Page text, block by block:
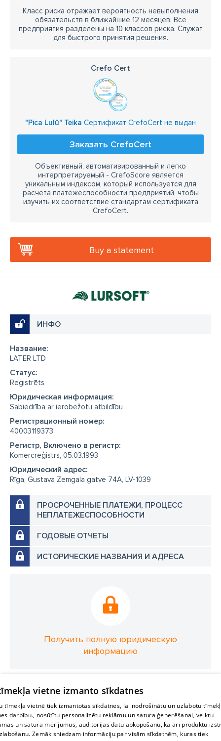
Класс риска отражает вероятность невыполнения
обязательств в ближайшие 12 месяцев. Все
предприятия разделены на 10 классов риска. Служат
для быстрого принятия решения.
Crefo Cert
"Pica Lulū" Teika Сертификат CrefoCert не выдан
Заказать CrefoCert
Объективный, автоматизированный и легко
интерпретируемый - CrefoScore является
уникальным индексом, который используется для
расчёта платёжеспособности предприятий, чтобы
изучить их соответствие стандартам сертификата
CrefoCert.
Buy a statement
ИНФО
Название:
LATER LTD
Cтатус:
Reģistrēts
Юридическая информация:
Sabiedrība ar ierobežotu atbildību
Регистрационный номер:
40003119373
Регистр, Включено в регистр:
Komercreģistrs, 05.03.1993
Юридический адрес:
Rīga, Gustava Zemgala gatve 74A, LV-1039
ПРОСРОЧЕННЫЕ ПЛАТЕЖИ, ПРОЦЕСС
НЕПЛАТЕЖЕСПОСОБНОСТИ
ГОДОВЫЕ ОТЧЕТЫ
ИСТОРИЧЕСКИЕ НАЗВАНИЯ И АДРЕСА
Получить полную юридическую
информацию
vietne izmanto sīkdatnes
tīmekļa vietnē tiek izmantotas sīkdatnes, lai nodrošinātu un uzlabotu
darbību., nosūtītu personalizētu reklāmu un satura ģenerēšanai, veiktu
un satura mērījumus, auditorijas datu apkopošanu, kā arī produktu
Zemāk sniedzam informāciju par visām sīkdatnēm, kuras tiek